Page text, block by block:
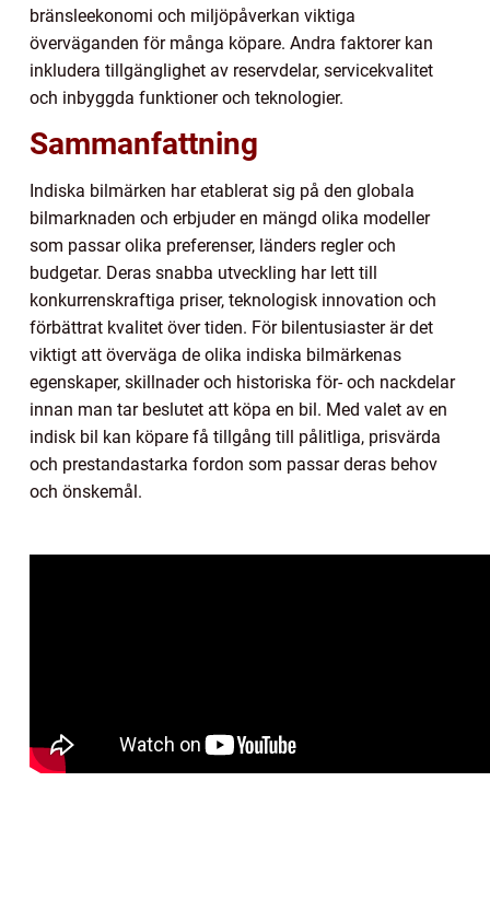
bränsleekonomi och miljöpåverkan viktiga
överväganden för många köpare. Andra faktorer kan
inkludera tillgänglighet av reservdelar, servicekvalitet
och inbyggda funktioner och teknologier.
Sammanfattning
Indiska bilmärken har etablerat sig på den globala
bilmarknaden och erbjuder en mängd olika modeller
som passar olika preferenser, länders regler och
budgetar. Deras snabba utveckling har lett till
konkurrenskraftiga priser, teknologisk innovation och
förbättrat kvalitet över tiden. För bilentusiaster är det
viktigt att överväga de olika indiska bilmärkenas
egenskaper, skillnader och historiska för- och nackdelar
innan man tar beslutet att köpa en bil. Med valet av en
indisk bil kan köpare få tillgång till pålitliga, prisvärda
och prestandastarka fordon som passar deras behov
och önskemål.